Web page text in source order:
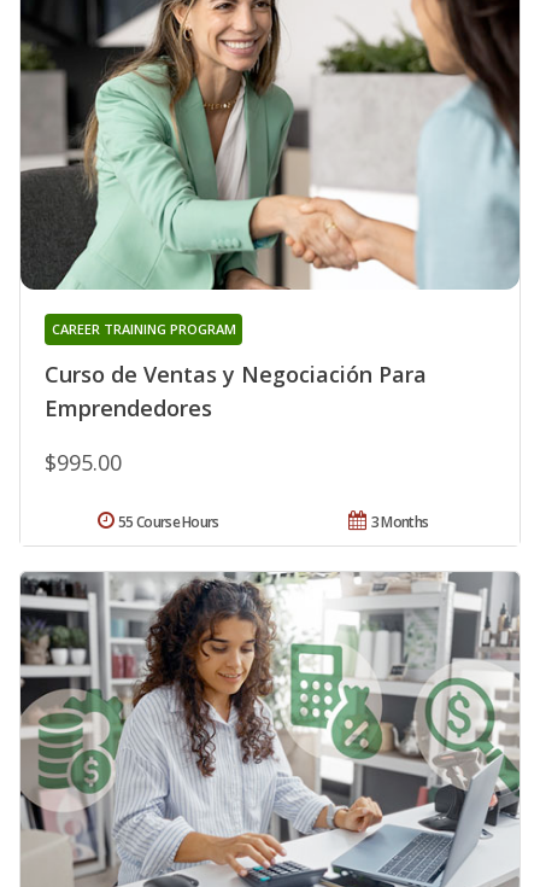
Curso de Ventas y Negociación Para
Emprendedores
CAREER TRAINING PROGRAM
$995.00
3 Months
55 Course Hours